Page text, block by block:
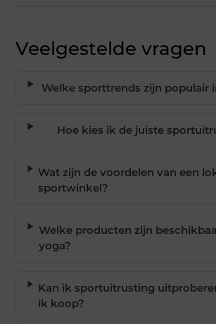
Veelgestelde vragen
Welke sporttrends zijn populair
Hoe kies ik de juiste
Wat zijn de voordelen van een
sportwinkel?
Welke producten zijn
yoga?
Kan ik sportuitrusting
ik koop?